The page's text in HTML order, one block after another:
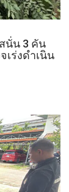
นั่น 3 คัน
เร่งดำเนิน